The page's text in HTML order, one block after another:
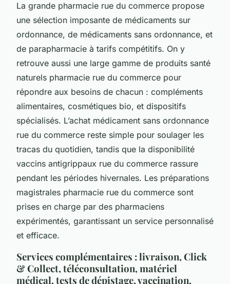
La grande pharmacie rue du commerce propose
une sélection imposante de médicaments sur
ordonnance, de médicaments sans ordonnance, et
de parapharmacie à tarifs compétitifs. On y
retrouve aussi une large gamme de produits santé
naturels pharmacie rue du commerce pour
répondre aux besoins de chacun : compléments
alimentaires, cosmétiques bio, et dispositifs
spécialisés. L’achat médicament sans ordonnance
rue du commerce reste simple pour soulager les
tracas du quotidien, tandis que la disponibilité
vaccins antigrippaux rue du commerce rassure
pendant les périodes hivernales. Les préparations
magistrales pharmacie rue du commerce sont
prises en charge par des pharmaciens
expérimentés, garantissant un service personnalisé
et efficace.
Services complémentaires : livraison, Click
& Collect, téléconsultation, matériel
médical, tests de dépistage, vaccination,